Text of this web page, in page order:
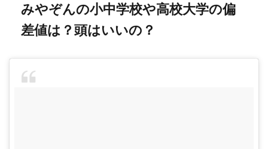
みやぞんの小中学校や高校大学の偏
差値は？頭はいいの？